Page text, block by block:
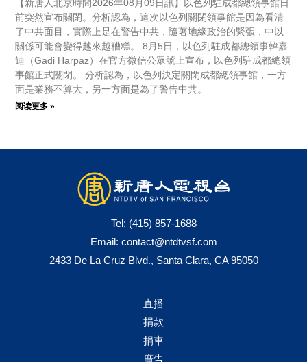
【新唐人北京時間2026年08月09日訊】以色列駐成都總領事館日
前突然宣布關閉。分析認為，這次以色列關閉領事館是因為看清
了中共面目，實際上是在警告中共，隨著地緣政治的緊張，中以
關係可能會變得越來越糟糕。 8月5日，以色列駐成都總領事韓嘉
迪（Gadi Harpaz）在官方微信公眾號上宣布，以色列駐成都總領
事館正式關閉。 分析認為，以色列決定關閉成都總領事館，一方
面是業務不算大，另一方面是為了警告中共。
阅读更多 »
Tel: (415) 857-1688
Email: contact@ntdtvsf.com
2433 De La Cruz Blvd., Santa Clara, CA 95050
直播
捐款
捐車
廣告